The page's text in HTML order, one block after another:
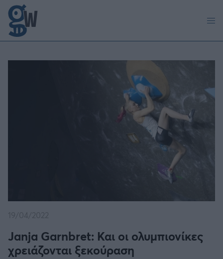
Παράκαμψη προς το κυρίως περιεχόμενο
Janja Garnbret: Και οι ολυμπιονίκες
χρειάζονται ξεκούραση